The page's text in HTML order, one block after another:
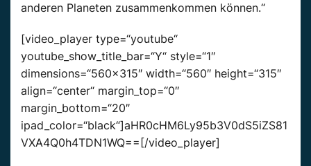
anderen Planeten zusammenkommen können.“
[video_player type=“youtube“
youtube_show_title_bar=“Y“ style=“1″
dimensions=“560×315″ width=“560″ height=“315″
align=“center“ margin_top=“0″
margin_bottom=“20″
ipad_color=“black“]aHR0cHM6Ly95b3V0dS5iZS81
VXA4Q0h4TDN1WQ==[/video_player]